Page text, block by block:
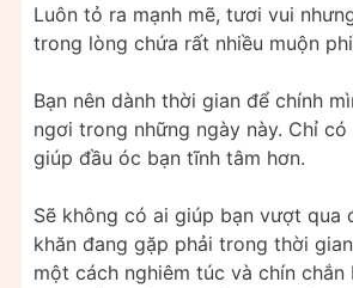
Luôn tỏ ra mạnh mẽ, tươi vui
trong lòng chứa rất nhiều muộn
Bạn nên dành thời gian để chính
ngơi trong những ngày này. Chỉ
giúp đầu óc bạn tĩnh tâm hơn.
Sẽ không có ai giúp bạn vượt qua
khăn đang gặp phải trong thời
một cách nghiêm túc và chín chắn